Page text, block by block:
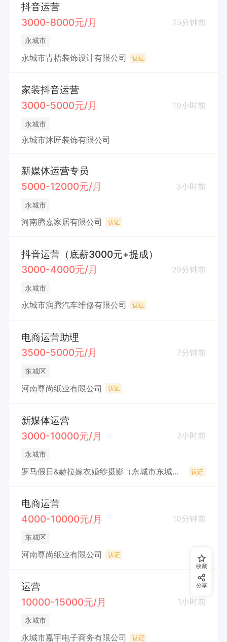
抖音运营
3000-8000元/月
25分钟前
永城市
永城市青梧装饰设计有限公司 认证
家装抖音运营
3000-5000元/月
19小时前
永城市
永城市沐匠装饰有限公司
新媒体运营专员
5000-12000元/月
3小时前
永城市
河南腾嘉家居有限公司 认证
抖音运营（底薪3000元+提成）
3000-4000元/月
29分钟前
永城市
永城市润腾汽车维修有限公司 认证
电商运营助理
3500-5000元/月
7分钟前
东城区
河南尊尚纸业有限公司 认证
新媒体运营
3000-10000元/月
2小时前
永城市
罗马假日&赫拉嫁衣婚纱摄影（永城市东城区罗马假日婚纱摄影部） 认证
电商运营
4000-10000元/月
10分钟前
东城区
河南尊尚纸业有限公司 认证
运营
10000-15000元/月
1小时前
永城市
永城市嘉宇电子商务有限公司 认证
收藏
分享